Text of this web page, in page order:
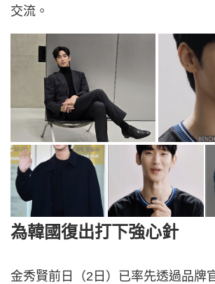
交流。
為韓國復出打下強心針
金秀賢前日（2日）已率先透過品牌